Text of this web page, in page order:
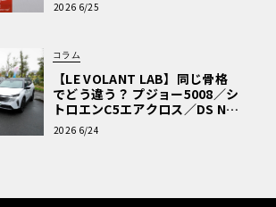
2026 6/25
コラム
【LE VOLANT LAB】同じ骨格
でどう違う？ プジョー5008／シ
トロエンC5エアクロス／DS Nº4
読者一気乗りレポート
2026 6/24